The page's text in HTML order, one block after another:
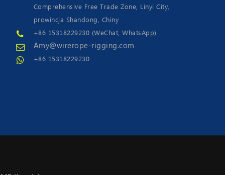
Comprehensive Free Trade Zone, Linyi City,
prowincja Shandong, Chiny
+86 15318229230 (WeChat, WhatsApp)
Amy@wirerope-rigging.com
+86 15318229230